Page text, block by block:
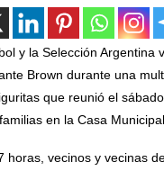
y la Selección Argentina
Brown durante una
que reunió el
en la Casa
horas, vecinos y vecinas